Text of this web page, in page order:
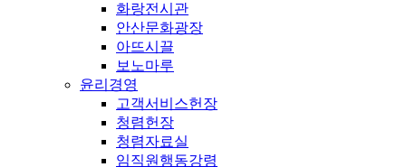
화랑전시관
안산문화광장
아뜨시끌
보노마루
윤리경영
고객서비스헌장
청렴헌장
청렴자료실
임직원행동강령